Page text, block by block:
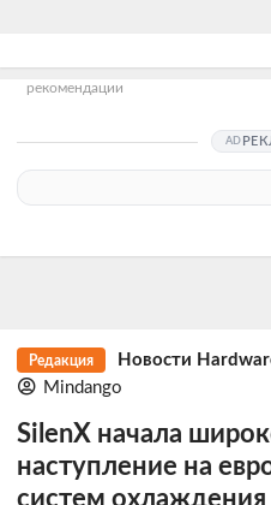
рекомендации
Редакция Новости
Mindango
SilenX начала
наступление на
систем охлаждения